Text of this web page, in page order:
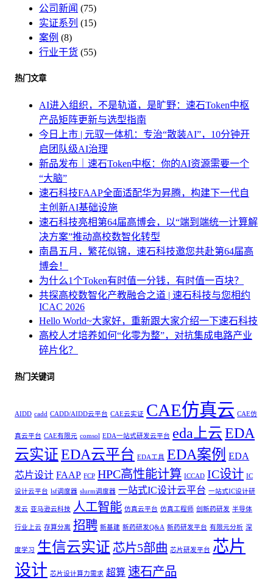
公司新闻 (75)
实证系列 (15)
案例 (8)
行业干货 (55)
热门文章
AI进入组织，不是轨道，是旷野：速石Token中枢
产品矩阵更新与选型指南
今日上市 | 元驭一体机：专治“散装AI”，10分钟开
启团队级AI治理
新品发布｜速石Token中枢：你的AI资源需要一个
“大脑”
速石科技FAAP全面适配华为昇腾，构建下一代自
主创新AI基础设施
速石科技亮相第64届高博会，以“端到端统一计算解
决方案”推动高校数智化转型
南昌五月，繁花似锦，速石科技邀您共赴第64届高
博会！
为什么1个Token有时值一分钱，有时值一百块？
共探高校数智化产教融合之道 | 速石科技与您相约
ICAC 2026
Hello World~大家好，重新跟大家介绍一下速石科技
高校人才培养如何“化零为整”，对抗集成电路产业
碎片化？
热门关键词
AIDD cadd CADD/AIDD云平台 CAE云实证 CAE仿真云 CAE仿
真云平台 CAE有限元 comsol EDA一站式研发云平台 eda上云EDA
云实证EDA云平台 EDA工具 EDA案例 EDA
芯片设计 FAAP FCP HPC高性能计算 ICCAD IC设计 IC
设计云平台 lsf调度器 slurm调度器 一站式IC设计云平台 一站式IC设计研
发云 亚马逊云科技 人工智能 仿真云平台 仿真工程师 创新药研发 半导体
行业上云 存算分离 招聘 新基建 新药研发Q&A 新药研发平台 有限元分析 深
度学习 生信云实证 芯片5部曲 芯片研发平台 芯片
设计 芯片设计算力需求 超算 速石产品